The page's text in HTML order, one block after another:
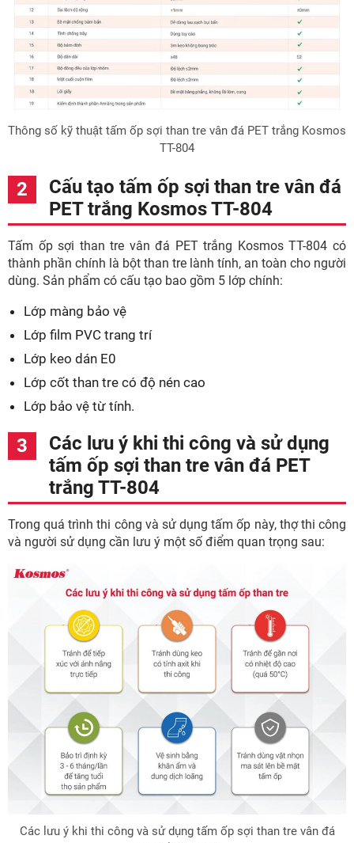
Thông số kỹ thuật tấm ốp sợi than tre vân đá PET trắng Kosmos
TT-804
Cấu tạo tấm ốp sợi than tre vân đá
PET trắng Kosmos TT-804
Tấm ốp sợi than tre vân đá PET trắng Kosmos TT-804 có
thành phần chính là bột than tre lành tính, an toàn cho người
dùng. Sản phẩm có cấu tạo bao gồm 5 lớp chính:
Lớp màng bảo vệ
Lớp film PVC trang trí
Lớp keo dán E0
Lớp cốt than tre có độ nén cao
Lớp bảo vệ từ tính.
Các lưu ý khi thi công và sử dụng
tấm ốp sợi than tre vân đá PET
trắng TT-804
Trong quá trình thi công và sử dụng tấm ốp này, thợ thi công
và người sử dụng cần lưu ý một số điểm quan trọng sau:
Các lưu ý khi thi công và sử dụng tấm ốp sợi than tre vân đá